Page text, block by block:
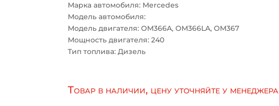
Марка автомобиля: Mercedes
Модель автомобиля:
Модель двигателя: OM366A, OM366LA, OM367
Мощность двигателя: 240
Тип топлива: Дизель
Товар в наличии, цену уточняйте у менеджера